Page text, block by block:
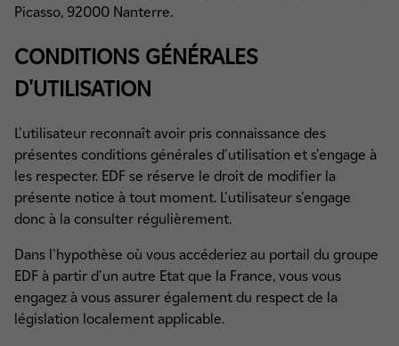
Picasso, 92000 Nanterre.
CONDITIONS GÉNÉRALES
D'UTILISATION
L'utilisateur reconnaît avoir pris connaissance des
présentes conditions générales d'utilisation et s'engage à
les respecter. EDF se réserve le droit de modifier la
présente notice à tout moment. L'utilisateur s'engage
donc à la consulter régulièrement.
Dans l'hypothèse où vous accéderiez au portail du groupe
EDF à partir d'un autre Etat que la France, vous vous
engagez à vous assurer également du respect de la
législation localement applicable.